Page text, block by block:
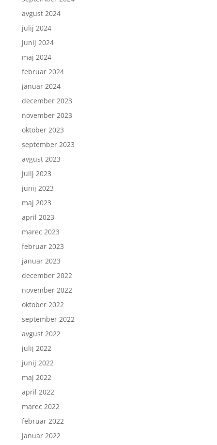
avgust 2024
julij 2024
junij 2024
maj 2024
februar 2024
januar 2024
december 2023
november 2023
oktober 2023
september 2023
avgust 2023
julij 2023
junij 2023
maj 2023
april 2023
marec 2023
februar 2023
januar 2023
december 2022
november 2022
oktober 2022
september 2022
avgust 2022
julij 2022
junij 2022
maj 2022
april 2022
marec 2022
februar 2022
januar 2022